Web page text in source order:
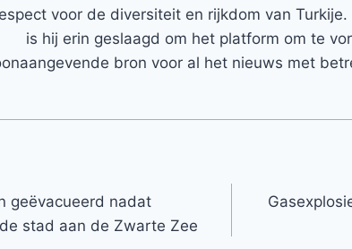
voor de diversiteit en rijkdom van
is hij erin geslaagd om het platform om te
bron voor al het nieuws met
geëvacueerd nadat
stad aan de Zwarte Zee